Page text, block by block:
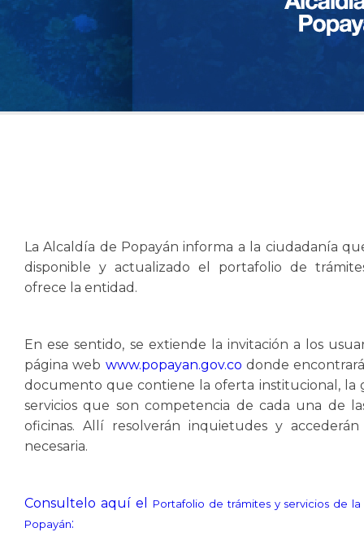
La Alcaldía de Popayán informa a la ciudadanía
disponible y actualizado el portafolio de
ofrece la entidad.
En ese sentido, se extiende la invitación a los
página web www.popayan.gov.co donde
documento que contiene la oferta institucional, la
servicios que son competencia de cada una de
oficinas. Allí resolverán inquietudes y
necesaria.​
Consultelo aquí el
Portafolio de trámites y servicios de
Popayán​:​